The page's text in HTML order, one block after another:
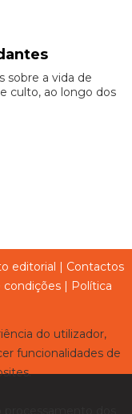
sobre a vida de
culto, ao longo dos
editorial | Contactos
condições | Política
do utilizador,
funcionalidades de